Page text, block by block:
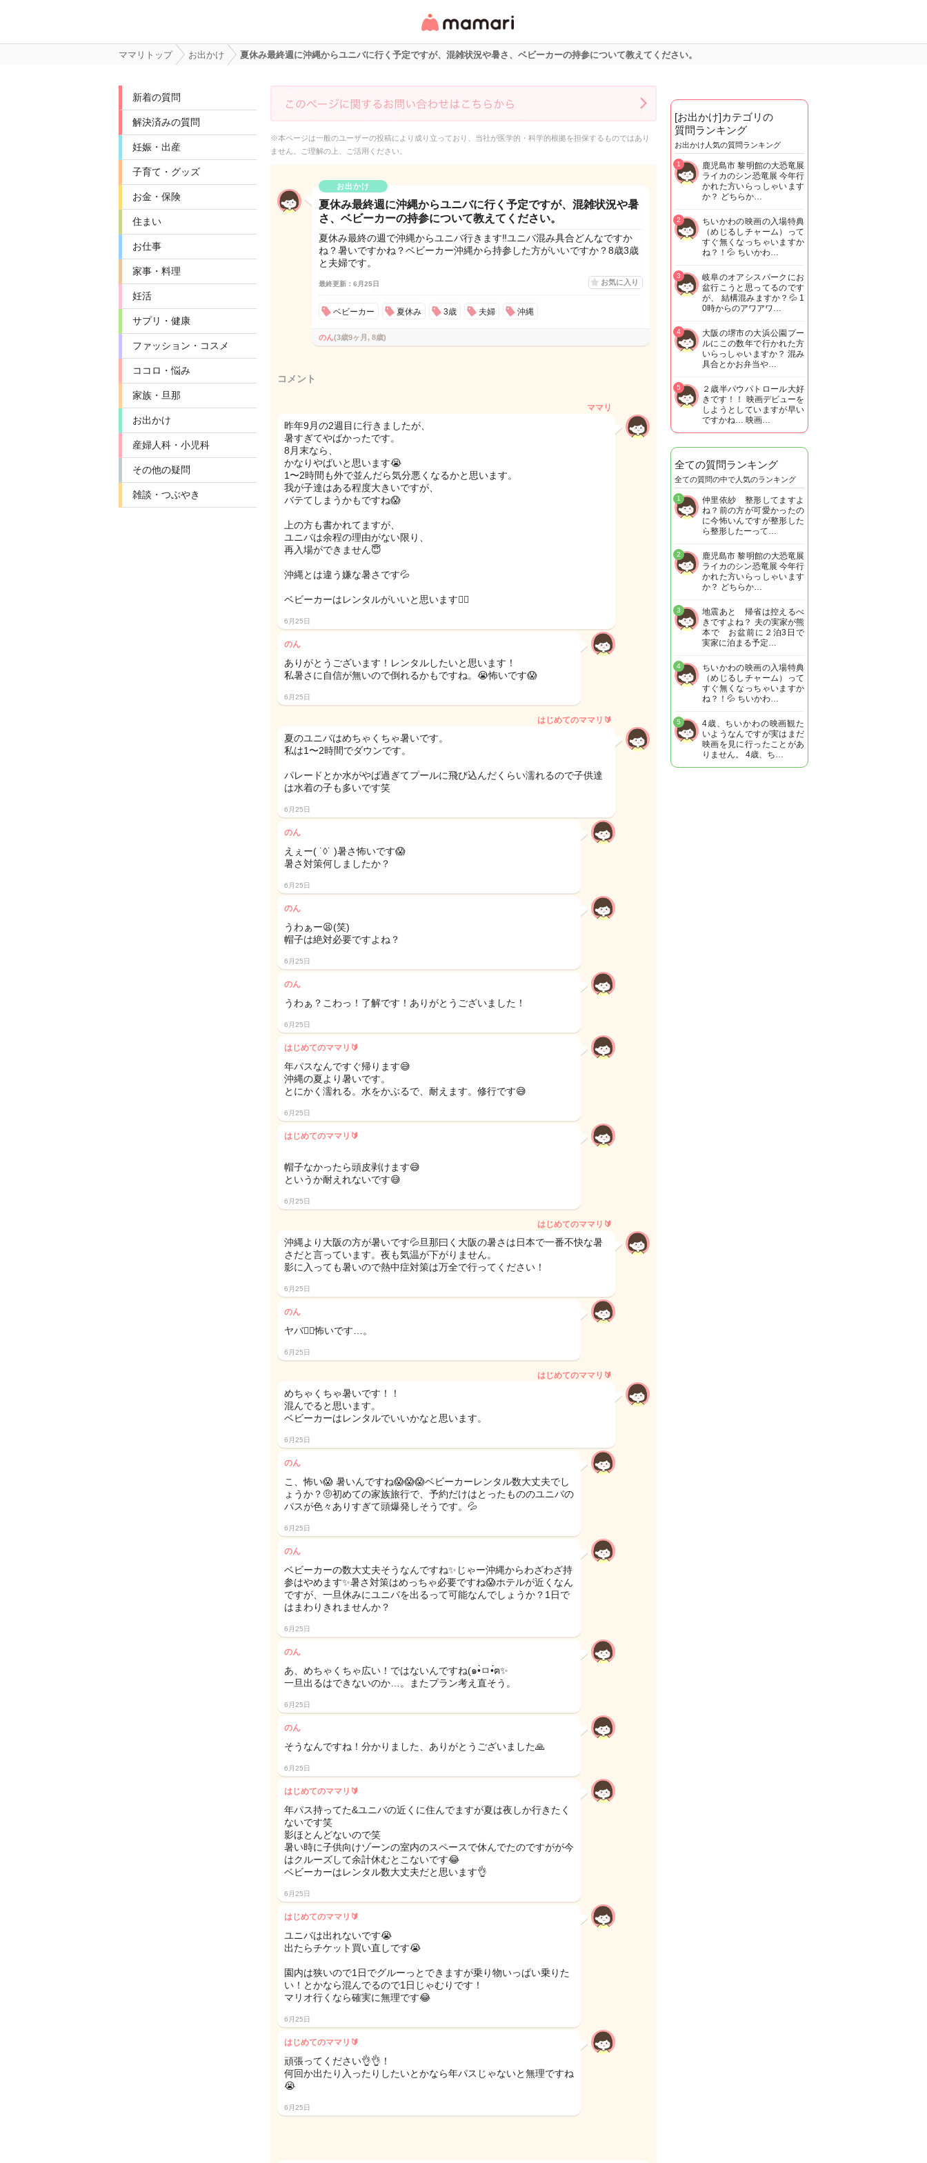
リ・情報サイト
ママリトップ お出かけ 夏休み最終週に沖縄からユニバに行く予定ですが、混雑状況や暑さ、ベビーカーの持参について教えてください。
新着の質問
解決済みの質問
妊娠・出産
子育て・グッズ
お金・保険
住まい
お仕事
家事・料理
妊活
サプリ・健康
ファッション・コスメ
ココロ・悩み
家族・旦那
お出かけ
産婦人科・小児科
その他の疑問
雑談・つぶやき
※本ページは一般のユーザーの投稿により成り立っており、当社が医学的・科学的根拠を担保するものではあり
ません。ご理解の上、ご活用ください。
お出かけ
夏休み最終週に沖縄からユニバに行く予定ですが、混雑状況や暑
さ、ベビーカーの持参について教えてください。
夏休み最終の週で沖縄からユニバ行きます‼️ユニバ混み具合どんなですか
ね？暑いですかね？ベビーカー沖縄から持参した方がいいですか？8歳3歳
と夫婦です。
最終更新：6月25日 お気に入り
ベビーカー 夏休み 3歳 夫婦 沖縄
のん(3歳9ヶ月, 8歳)
コメント
ママリ
昨年9月の2週目に行きましたが、
暑すぎてやばかったです。
8月末なら、
かなりやばいと思います😭
1〜2時間も外で並んだら気分悪くなるかと思います。
我が子達はある程度大きいですが、
バテてしまうかもですね😱
上の方も書かれてますが、
ユニバは余程の理由がない限り、
再入場ができません😇
沖縄とは違う嫌な暑さです💦
ベビーカーはレンタルがいいと思います🙆‍♀️
6月25日
のん
ありがとうございます！レンタルしたいと思います！
私暑さに自信が無いので倒れるかもですね。😭怖いです😱
6月25日
はじめてのママリ🔰
夏のユニバはめちゃくちゃ暑いです。
私は1〜2時間でダウンです。
パレードとか水がやば過ぎてプールに飛び込んだくらい濡れるので子供達
は水着の子も多いです笑
6月25日
のん
えぇー( ˙◊˙ )暑さ怖いです😱
暑さ対策何しましたか？
6月25日
のん
うわぁー😫(笑)
帽子は絶対必要ですよね？
6月25日
のん
うわぁ？こわっ！了解です！ありがとうございました！
6月25日
はじめてのママリ🔰
年パスなんですぐ帰ります😅
沖縄の夏より暑いです。
とにかく濡れる。水をかぶるで、耐えます。修行です😅
6月25日
はじめてのママリ🔰
帽子なかったら頭皮剥けます😅
というか耐えれないです😅
6月25日
はじめてのママリ🔰
沖縄より大阪の方が暑いです💦旦那曰く大阪の暑さは日本で一番不快な暑
さだと言っています。夜も気温が下がりません。
影に入っても暑いので熱中症対策は万全で行ってください！
6月25日
のん
ヤバ🤦‍♀️怖いです…。
6月25日
はじめてのママリ🔰
めちゃくちゃ暑いです！！
混んでると思います。
ベビーカーはレンタルでいいかなと思います。
6月25日
のん
こ、怖い😱 暑いんですね😱😱😱ベビーカーレンタル数大丈夫でし
ょうか？🤨初めての家族旅行で、予約だけはとったもののユニバの
パスが色々ありすぎて頭爆発しそうです。💦
6月25日
のん
ベビーカーの数大丈夫そうなんですね✨️じゃー沖縄からわざわざ持
参はやめます✨️暑さ対策はめっちゃ必要ですね😱ホテルが近くなん
ですが、一旦休みにユニバを出るって可能なんでしょうか？1日で
はまわりきれませんか？
6月25日
のん
あ、めちゃくちゃ広い！ではないんですね(๑•̀ㅁ•́ฅ✨
一旦出るはできないのか…。またプラン考え直そう。
6月25日
のん
そうなんですね！分かりました、ありがとうございました🙏
6月25日
はじめてのママリ🔰
年パス持ってた&ユニバの近くに住んでますが夏は夜しか行きたく
ないです笑
影ほとんどないので笑
暑い時に子供向けゾーンの室内のスペースで休んでたのですがが今
はクルーズして余計休むとこないです😂
ベビーカーはレンタル数大丈夫だと思います👌
6月25日
はじめてのママリ🔰
ユニバは出れないです😭
出たらチケット買い直しです😭
園内は狭いので1日でグルーっとできますが乗り物いっぱい乗りた
い！とかなら混んでるので1日じゃむりです！
マリオ行くなら確実に無理です😂
6月25日
はじめてのママリ🔰
頑張ってください👌👌！
何回か出たり入ったりしたいとかなら年パスじゃないと無理ですね
😭
6月25日
[お出かけ]カテゴリの
質問ランキング
お出かけ人気の質問ランキング
鹿児島市 黎明館の大恐竜展
ライカのシン恐竜展 今年行
かれた方いらっしゃいます
か？ どちらか…
1
ちいかわの映画の入場特典
（めじるしチャーム）って
すぐ無くなっちゃいますか
ね？！💦 ちいかわ…
2
岐阜のオアシスパークにお
盆行こうと思ってるのです
が、 結構混みますか？💦 1
0時からのアワアワ…
3
大阪の堺市の大浜公園プー
ルにこの数年で行かれた方
いらっしゃいますか？ 混み
具合とかお弁当や…
4
２歳半パウパトロール大好
きです！！ 映画デビューを
しようとしていますが早い
ですかね… 映画…
5
全ての質問ランキング
全ての質問の中で人気のランキング
仲里依紗 整形してますよ
ね？前の方が可愛かったの
に今怖いんですが整形した
ら整形したーって…
1
鹿児島市 黎明館の大恐竜展
ライカのシン恐竜展 今年行
かれた方いらっしゃいます
か？ どちらか…
2
地震あと 帰省は控えるべ
きですよね？ 夫の実家が熊
本で お盆前に２泊3日で
実家に泊まる予定…
3
ちいかわの映画の入場特典
（めじるしチャーム）って
すぐ無くなっちゃいますか
ね？！💦 ちいかわ…
4
4歳、ちいかわの映画観た
いようなんですが実はまだ
映画を見に行ったことがあ
りません。 4歳、ち…
5